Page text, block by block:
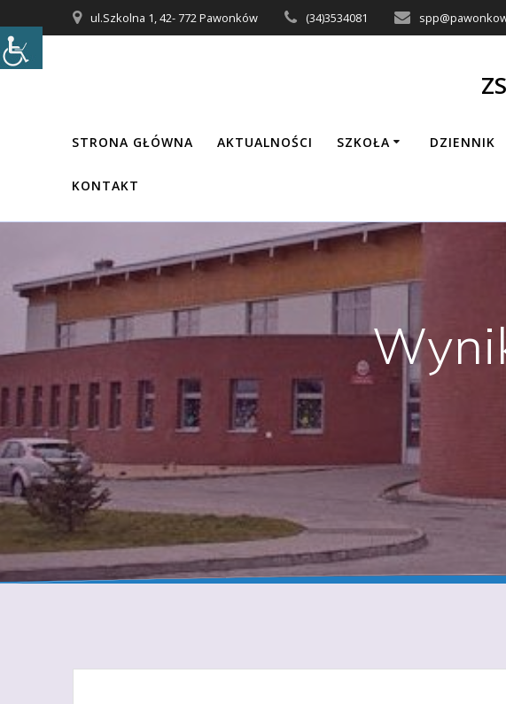
do
treści
ul.Szkolna 1, 42- 772 Pawonków (34)3534081
STRONA GŁÓWNA AKTUALNOŚCI SZKOŁA DZIENNIK
KONTAKT